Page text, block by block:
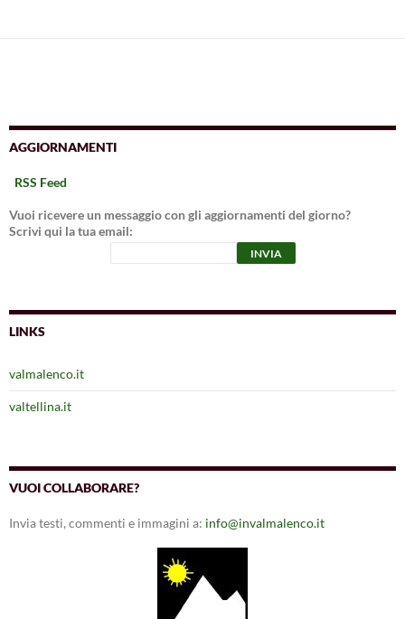
AGGIORNAMENTI
RSS Feed
Vuoi ricevere un messaggio con gli aggiornamenti del giorno?
Scrivi qui la tua email:
LINKS
valmalenco.it
valtellina.it
VUOI COLLABORARE?
Invia testi, commenti e immagini a: info@invalmalenco.it